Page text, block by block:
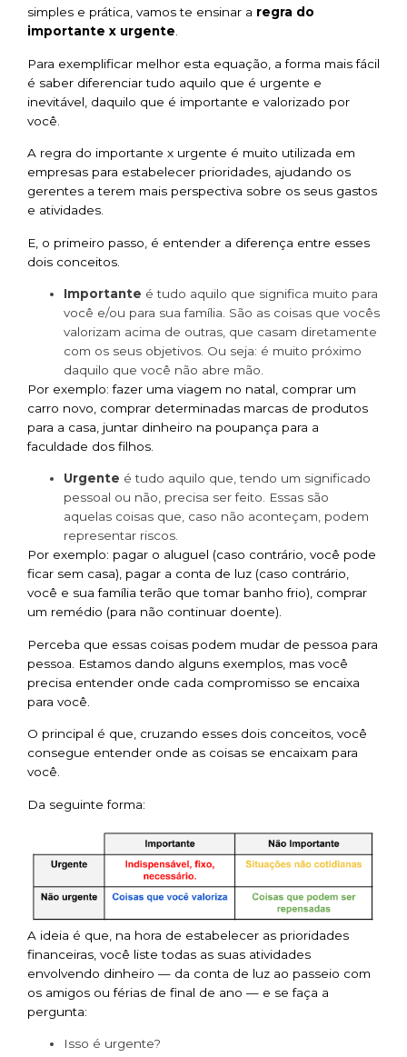
simples e prática, vamos te ensinar a regra do
importante x urgente.
Para exemplificar melhor esta equação, a forma mais fácil
é saber diferenciar tudo aquilo que é urgente e
inevitável, daquilo que é importante e valorizado por
você.
A regra do importante x urgente é muito utilizada em
empresas para estabelecer prioridades, ajudando os
gerentes a terem mais perspectiva sobre os seus gastos
e atividades.
E, o primeiro passo, é entender a diferença entre esses
dois conceitos.
Importante é tudo aquilo que significa muito para
você e/ou para sua família. São as coisas que vocês
valorizam acima de outras, que casam diretamente
com os seus objetivos. Ou seja: é muito próximo
daquilo que você não abre mão.
Por exemplo: fazer uma viagem no natal, comprar um
carro novo, comprar determinadas marcas de produtos
para a casa, juntar dinheiro na poupança para a
faculdade dos filhos.
Urgente é tudo aquilo que, tendo um significado
pessoal ou não, precisa ser feito. Essas são
aquelas coisas que, caso não aconteçam, podem
representar riscos.
Por exemplo: pagar o aluguel (caso contrário, você pode
ficar sem casa), pagar a conta de luz (caso contrário,
você e sua família terão que tomar banho frio), comprar
um remédio (para não continuar doente).
Perceba que essas coisas podem mudar de pessoa para
pessoa. Estamos dando alguns exemplos, mas você
precisa entender onde cada compromisso se encaixa
para você.
O principal é que, cruzando esses dois conceitos, você
consegue entender onde as coisas se encaixam para
você.
Da seguinte forma:
A ideia é que, na hora de estabelecer as prioridades
financeiras, você liste todas as suas atividades
envolvendo dinheiro — da conta de luz ao passeio com
os amigos ou férias de final de ano — e se faça a
pergunta:
Isso é urgente?